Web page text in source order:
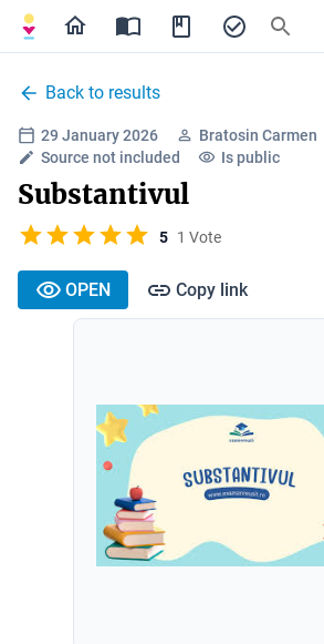
Back to results
29 January 2026
Bratosin Carmen
Source not included
Is public
Substantivul
5 1 Vote
OPEN Copy link